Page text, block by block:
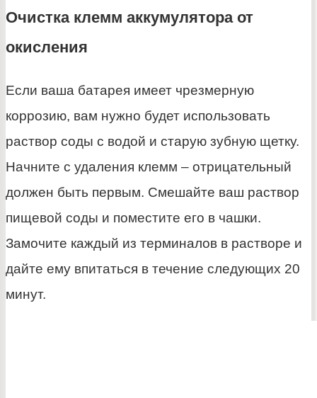
Очистка клемм аккумулятора от
окисления
Если ваша батарея имеет чрезмерную
коррозию, вам нужно будет использовать
раствор соды с водой и старую зубную щетку.
Начните с удаления клемм – отрицательный
должен быть первым. Смешайте ваш раствор
пищевой соды и поместите его в чашки.
Замочите каждый из терминалов в растворе и
дайте ему впитаться в течение следующих 20
минут.